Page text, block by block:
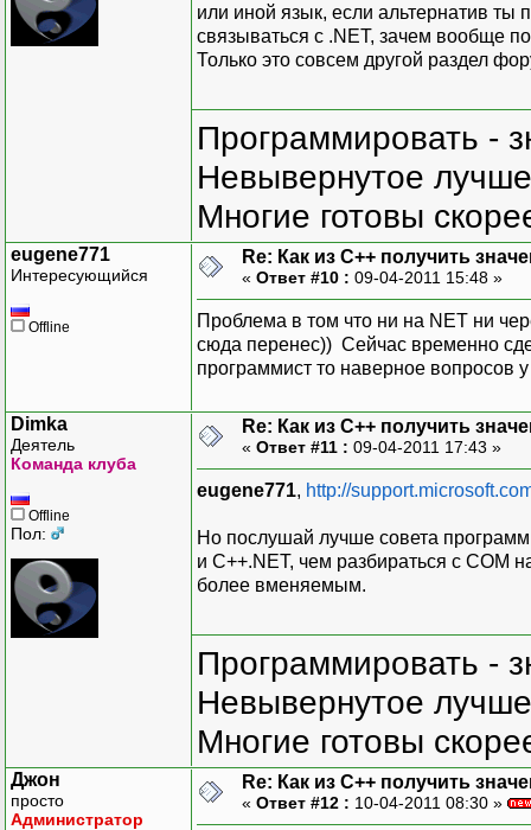
или иной язык, если альтернатив
связываться с .NET, зачем вообще
Только это совсем другой раздел
Программировать -
Невывернутое
Многие готовы
eugene771
Интересующийся
Offline
Re: Как из С++ получить
« Ответ #10 : 09-04-2011 15:48 »
Проблема в том что ни на NET ни
сюда перенес)) Сейчас временно
программист то наверное вопросов
Dimka
Деятель
Команда клуба
Offline
Пол:
Re: Как из С++ получить
« Ответ #11 : 09-04-2011 17:43 »
eugene771, http://
Но послушай лучше совета
и C++.NET, чем разбираться с COM
более вменяемым.
Программировать -
Невывернутое
Многие готовы
Джон
просто
Администратор
Re: Как из С++ получить
« Ответ #12 : 10-04-2011 08:30 »